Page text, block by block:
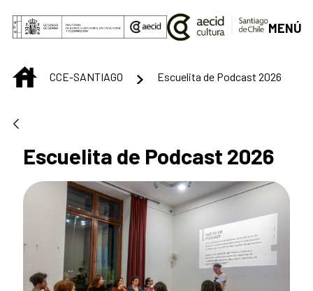
Saltar al contenido principal
MENÚ
INICIOCCE-SANTIAGO Escuelita de Podcast 2026
Escuelita de Podcast 2026